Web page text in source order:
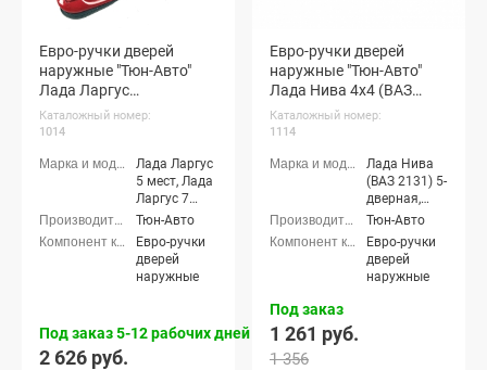
Евро-ручки дверей
наружные "Тюн-Авто"
Лада Ларгус
(окрашенные)
Каталожный номер:
1014
Лада Ларгус
5 мест, Лада
Ларгус 7
мест, Лада
Кросс 5
мест, Лада
Ларгус
Ларгус FL 5
Тюн-Авто
Евро-ручки
дверей
наружные
Под заказ 5-12 рабочих дней
2 626 руб.
Евро-ручки дверей
наружные "Тюн-Авто"
Лада Нива 4х4 (ВАЗ
2131) (неокрашенные)
Каталожный номер:
1114
Лада Нива
(ВАЗ 2131) 5-
дверная,
Лада Нива
5-дверная
Тюн-Авто
Евро-ручки
дверей
наружные
Под заказ
1 261 руб.
1 356